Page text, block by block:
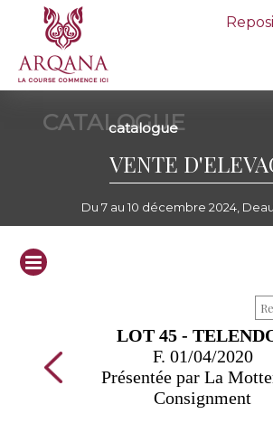
CATALOGUE
catalogue
VENTE
Du 7 au 10 décembre 2024,
LOT 45 -
F. 01/04/2020
Présentée par La
Consignment